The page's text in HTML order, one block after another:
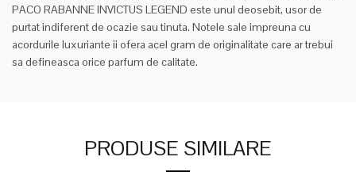
PACO RABANNE INVICTUS LEGEND este unul deosebit, usor de
purtat indiferent de ocazie sau tinuta. Notele sale impreuna cu
acordurile luxuriante ii ofera acel gram de originalitate care ar trebui
sa defineasca orice parfum de calitate.
PRODUSE SIMILARE